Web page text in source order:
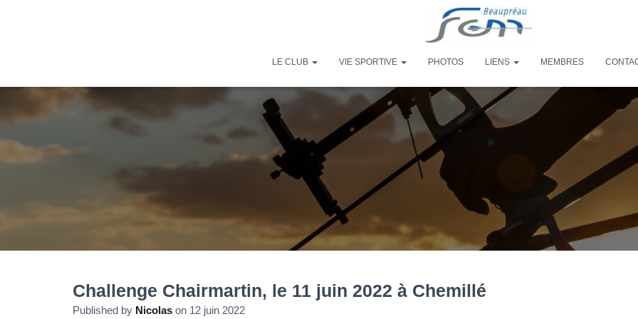
LE CLUB VIE SPORTIVE PHOTOS LIENS MEMBRES
Challenge Chairmartin, le 11 juin 2022 à Chemillé
Published by Nicolas on 12 juin 2022